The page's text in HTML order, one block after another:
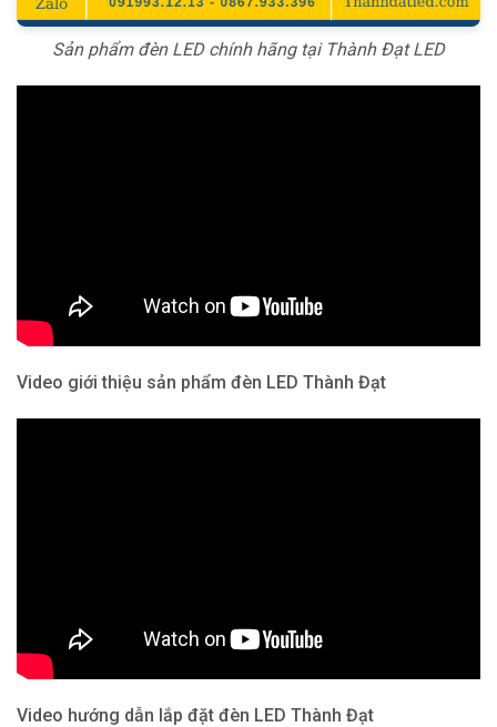
Sản phẩm đèn LED chính hãng tại Thành Đạt LED
Video giới thiệu sản phẩm đèn LED Thành Đạt
Video hướng dẫn lắp đặt đèn LED Thành Đạt